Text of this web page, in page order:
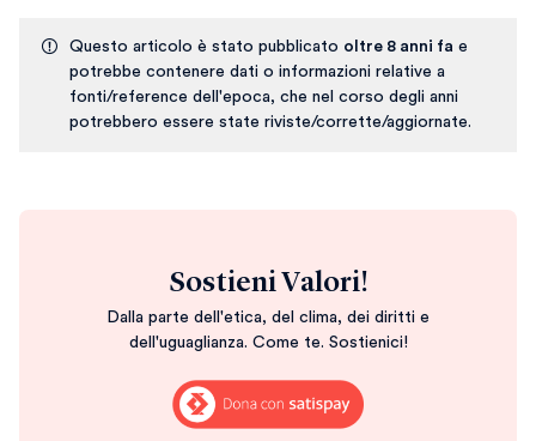
Questo articolo è stato pubblicato oltre 8 anni fa e
potrebbe contenere dati o informazioni relative a
fonti/reference dell'epoca, che nel corso degli anni
potrebbero essere state riviste/corrette/aggiornate.
Sostieni Valori!
Dalla parte dell'etica, del clima, dei diritti e
dell'uguaglianza. Come te. Sostienici!